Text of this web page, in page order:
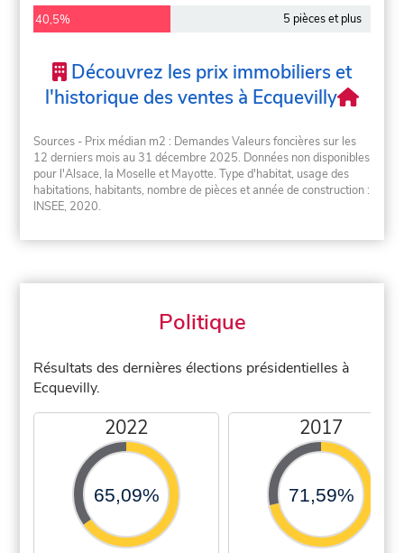
40,5% 5 pièces et plus
Découvrez les prix immobiliers et
l'historique des ventes à Ecquevilly
Sources - Prix médian m2 : Demandes Valeurs foncières sur les
12 derniers mois au 31 décembre 2025. Données non disponibles
pour l'Alsace, la Moselle et Mayotte. Type d'habitat, usage des
habitations, habitants, nombre de pièces et année de construction :
INSEE, 2020.
Politique
Résultats des dernières élections présidentielles à
Ecquevilly.
2022
65,09%
2017
71,59%